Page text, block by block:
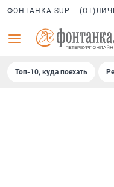
ФОНТАНКА SUP
Топ-10, куда поехать